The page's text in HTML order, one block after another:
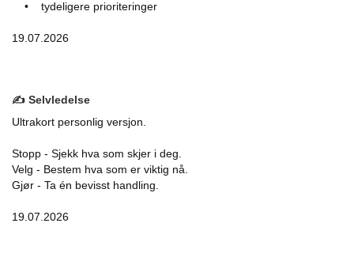
• tydeligere prioriteringer
19.07.2026
✍️ Selvledelse
Ultrakort personlig versjon.
Stopp - Sjekk hva som skjer i deg.
Velg - Bestem hva som er viktig nå.
Gjør - Ta én bevisst handling.
19.07.2026